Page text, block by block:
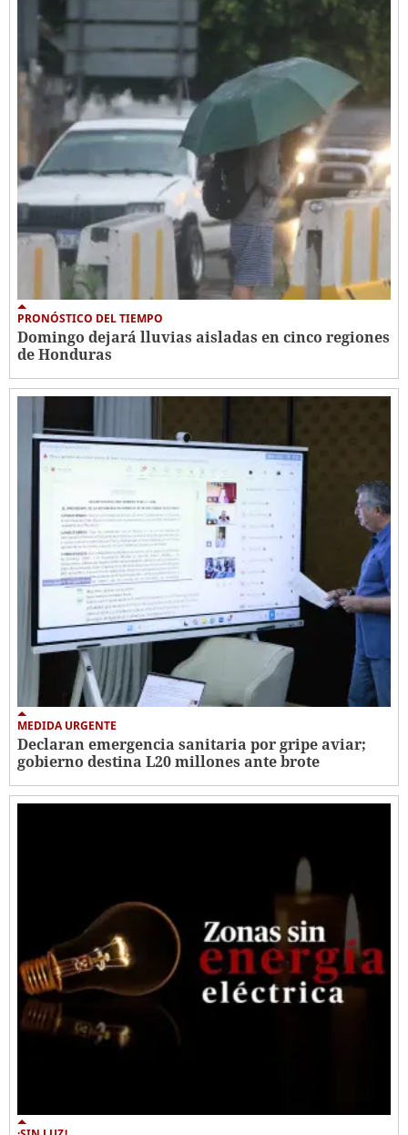
PRONÓSTICO DEL TIEMPO
Domingo dejará lluvias aisladas en cinco regiones
de Honduras
MEDIDA URGENTE
Declaran emergencia sanitaria por gripe aviar;
gobierno destina L20 millones ante brote